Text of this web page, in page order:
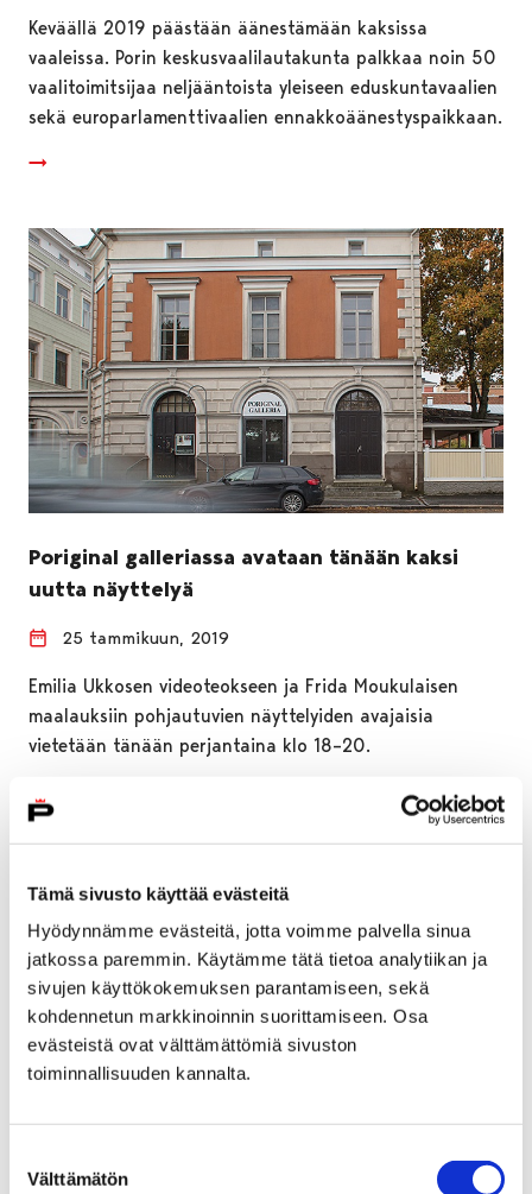
Tämä sivusto käyttää evästeitä
Hyödynnämme evästeitä, jotta voimme palvella sinua
jatkossa paremmin. Käytämme tätä tietoa analytiikan ja
sivujen käyttökokemuksen parantamiseen, sekä
kohdennetun markkinoinnin suorittamiseen. Osa
evästeistä ovat välttämättömiä sivuston
toiminnallisuuden kannalta.
valinta
Välttämätön
Keväällä 2019 päästään äänestämään kaksissa
vaaleissa. Porin keskusvaalilautakunta palkkaa noin 50
vaalitoimitsijaa neljääntoista yleiseen eduskuntavaalien
sekä europarlamenttivaalien ennakkoäänestyspaikkaan.
Poriginal galleriassa avataan tänään kaksi
uutta näyttelyä
25 tammikuun, 2019
Emilia Ukkosen videoteokseen ja Frida Moukulaisen
maalauksiin pohjautuvien näyttelyiden avajaisia
vietetään tänään perjantaina klo 18–20.
Maksuton bussimatka pientä lasta